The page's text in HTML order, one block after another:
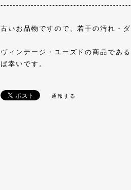
古いお品物ですので、若干の汚れ・
ヴィンテージ・ユーズドの商品であ
ば幸いです。
通報する